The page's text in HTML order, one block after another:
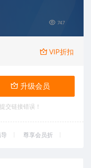
747
VIP折扣
升级会员
交链接错误！
尊享会员折